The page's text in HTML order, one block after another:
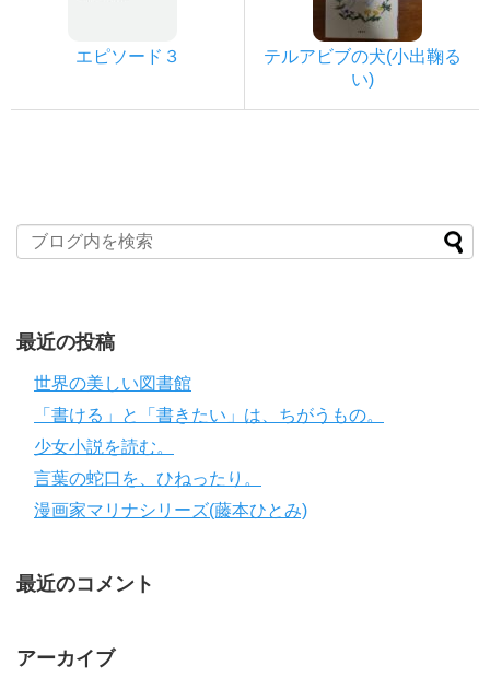
エピソード３
テルアビブの犬(小出鞠る
い)
最近の投稿
世界の美しい図書館
「書ける」と「書きたい」は、ちがうもの。
少女小説を読む。
言葉の蛇口を、ひねったり。
漫画家マリナシリーズ(藤本ひとみ)
最近のコメント
アーカイブ